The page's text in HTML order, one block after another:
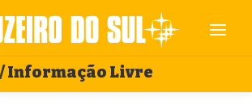
Informação Livre